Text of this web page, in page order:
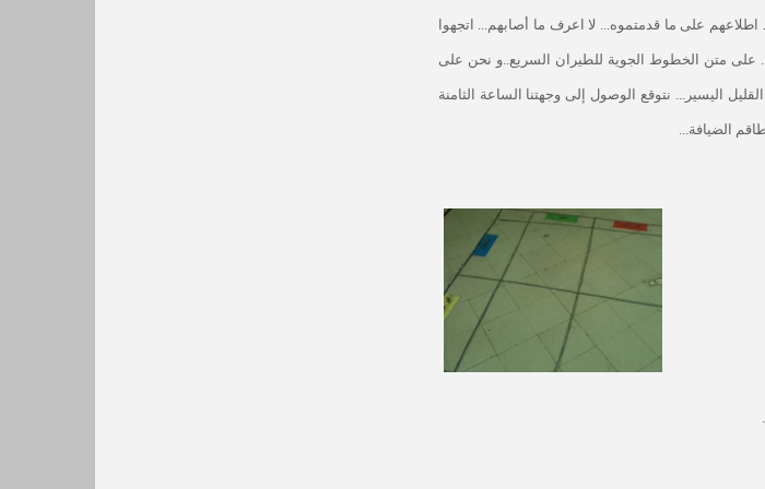
على ما قدمتموه... لا اعرف ما أصابهم... اتجهوا
على متن الخطوط الجوية للطيران السريع..و نحن على
القليل اليسير... نتوقع الوصول إلى وجهتنا الساعة الثامنة
الضيافة...